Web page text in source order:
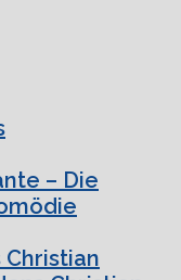
– Die
Christian